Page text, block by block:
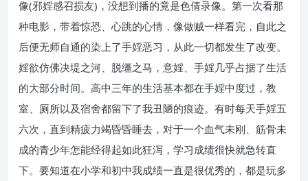
像(邪婬感召损友)，没想到播的竟是色倩录像。第一次看那
种电影，带着惊恐、心跳的心情，像做贼一样看完，自此之
后便无师自通的染上了手婬恶习，从此一切都发生了改变。
婬欲仿佛决堤之河、脱缰之马，意婬、手婬几乎占据了生活
的大部分时间。高中三年的生活基本都在手婬中度过，教
室、厕所以及宿舍都留下了我丑陋的痕迹。有时每天手婬五
六次，直到精疲力竭昏昏睡去，对于一个血气未刚、筋骨未
成的青少年怎能经得起如此狂泻，学习成绩很快就急转直
下。要知道在小学和初中我成绩一直是很优秀的，都是玩多